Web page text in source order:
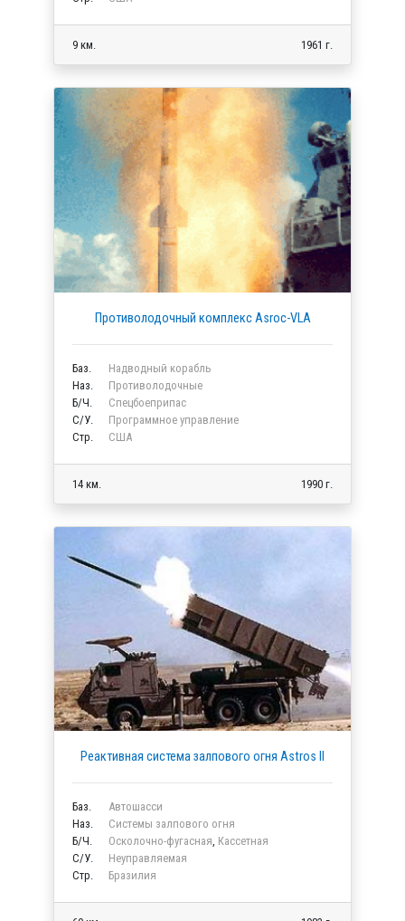
9 км. 1961 г.
Противолодочный комплекс Asroc-VLA
Баз.
Надводный корабль
Наз.
Противолодочные
Б/Ч.
Спецбоеприпас
C/У.
Программное управление
Стр.
США
14 км. 1990 г.
Реактивная система залпового огня Astros II
Баз.
Автошасси
Наз.
Системы залпового огня
Б/Ч.
Осколочно-фугасная, Кассетная
C/У.
Неуправляемая
Стр.
Бразилия